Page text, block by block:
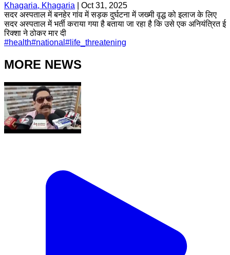
Khagaria, Khagaria
Oct 31, 2025
सदर अस्पताल में बनहेर गांव में सड़क दुर्घटना में जख्मी वृद्ध को इलाज के लिए
सदर अस्पताल में भर्ती कराया गया है बताया जा रहा है कि उसे एक अनियंत्रित ई
रिक्शा ने ठोकर मार दी
#health#national # life_threatening
MORE NEWS